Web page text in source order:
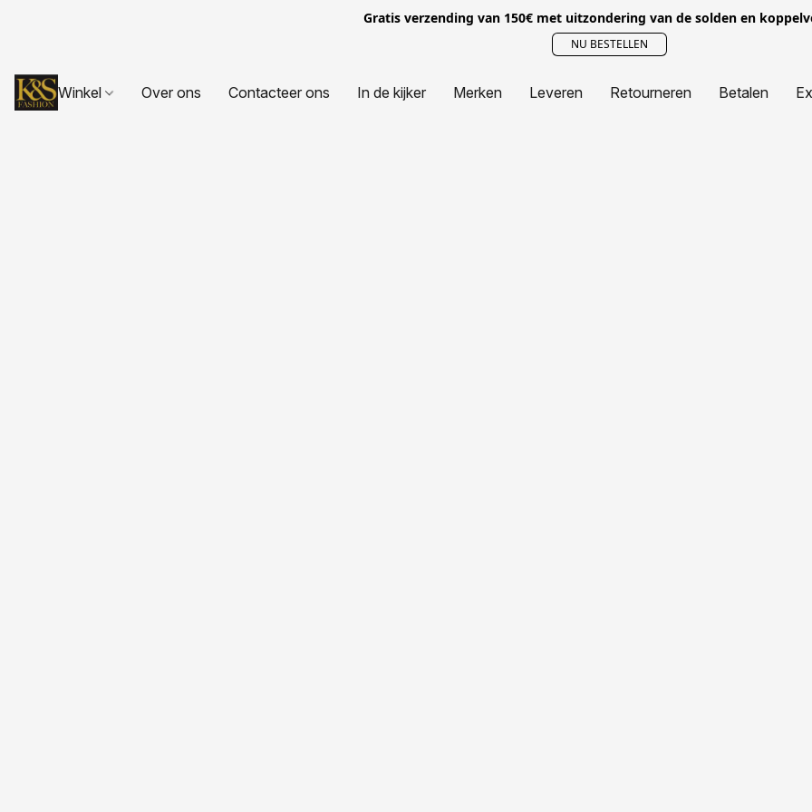
Gratis verzending van 150€ met uitzondering van de solden en
NU BESTELLEN
Winkel Over ons Contacteer ons In de kijker Merken Leveren Retourneren Betalen